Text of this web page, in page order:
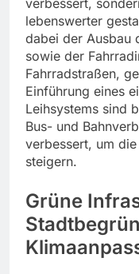
lebenswerter
dabei der Ausbau
sowie der
Fahrradstraßen,
Einführung eines
Leihsystems sind
Bus- und
verbessert, um
steigern.
Grüne